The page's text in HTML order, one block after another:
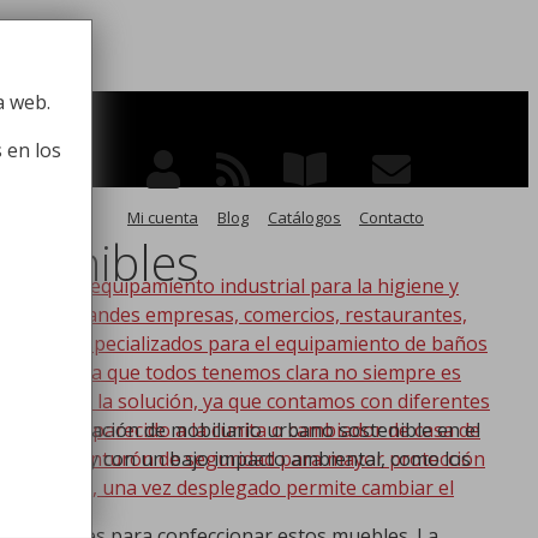
higiene
Mi cuenta Blog Catálogos Contacto
tipo de equipamiento industrial para la higiene y
para grandes empresas, comercios, restaurantes,
especializados para el equipamiento de baños
Esta idea que todos tenemos clara no siempre es
tenemos la solución, ya que contamos con diferentes
lo más parecido a la cunita o cambiador de casa de
con un cinturón de seguridad para mayor protección
la pared, una vez desplegado permite cambiar el
la instalación de mobiliario urbano sostenible en el
largo y con un bajo impacto ambiental, como los
web.
en los